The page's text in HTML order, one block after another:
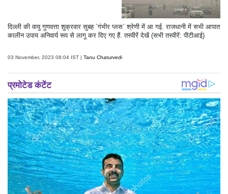
दिल्ली की वायु गुणवत्ता शुक्रवार सुबह `गंभीर प्लस` श्रेणी में आ गई. राजधानी में सभी आपात
कालीन उपाय अनिवार्य रूप से लागू कर दिए गए हैं. तस्वीरें देखें (सभी तस्वीरें: पीटीआई)
03 November, 2023 08:04 IST | Tanu Chaturvedi